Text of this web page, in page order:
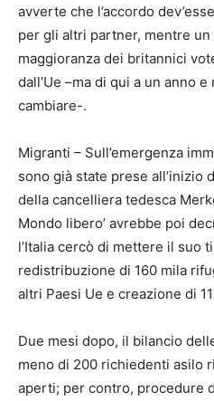
avverte che l’accordo
per gli altri partner, mentre
maggioranza dei britannici
dall’Ue –ma di qui a un anno
cambiare-.
Migranti – Sull’emergenza
sono già state prese all’inizio
della cancelliera tedesca
Mondo libero’ avrebbe poi
l’Italia cercò di mettere il suo
redistribuzione di 160 mila
altri Paesi Ue e creazione di
Due mesi dopo, il bilancio
meno di 200 richiedenti asilo
aperti; per contro, procedure